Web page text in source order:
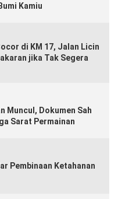
Kamiu
di KM 17, Jalan Licin
jika Tak Segera
Muncul, Dokumen Sah
Sarat Permainan
Pembinaan Ketahanan